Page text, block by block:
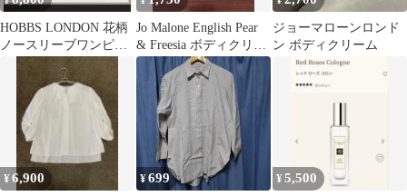
HOBBS LONDON 花柄
ノースリーブワンピー
Jo Malone English Pear
& Freesia ボディクリー
ム
ジョーマローンロンド
ン ボディクリーム
¥6,900 ¥699 ¥5,500